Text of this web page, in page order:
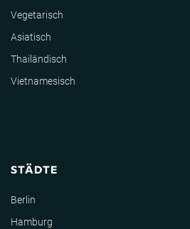
Vegetarisch
Asiatisch
Thailändisch
Vietnamesisch
STÄDTE
Berlin
Hamburg